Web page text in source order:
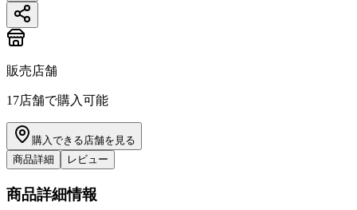
販売店舗
17店舗で購入可能
購入できる店舗を見る
商品詳細
レビュー
商品詳細情報